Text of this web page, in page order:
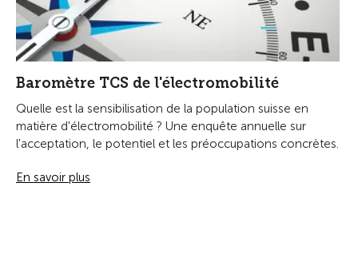
Baromètre TCS de l'électromobilité
Quelle est la sensibilisation de la population suisse en
matière d'électromobilité ? Une enquête annuelle sur
l'acceptation, le potentiel et les préoccupations concrètes.
En savoir plus